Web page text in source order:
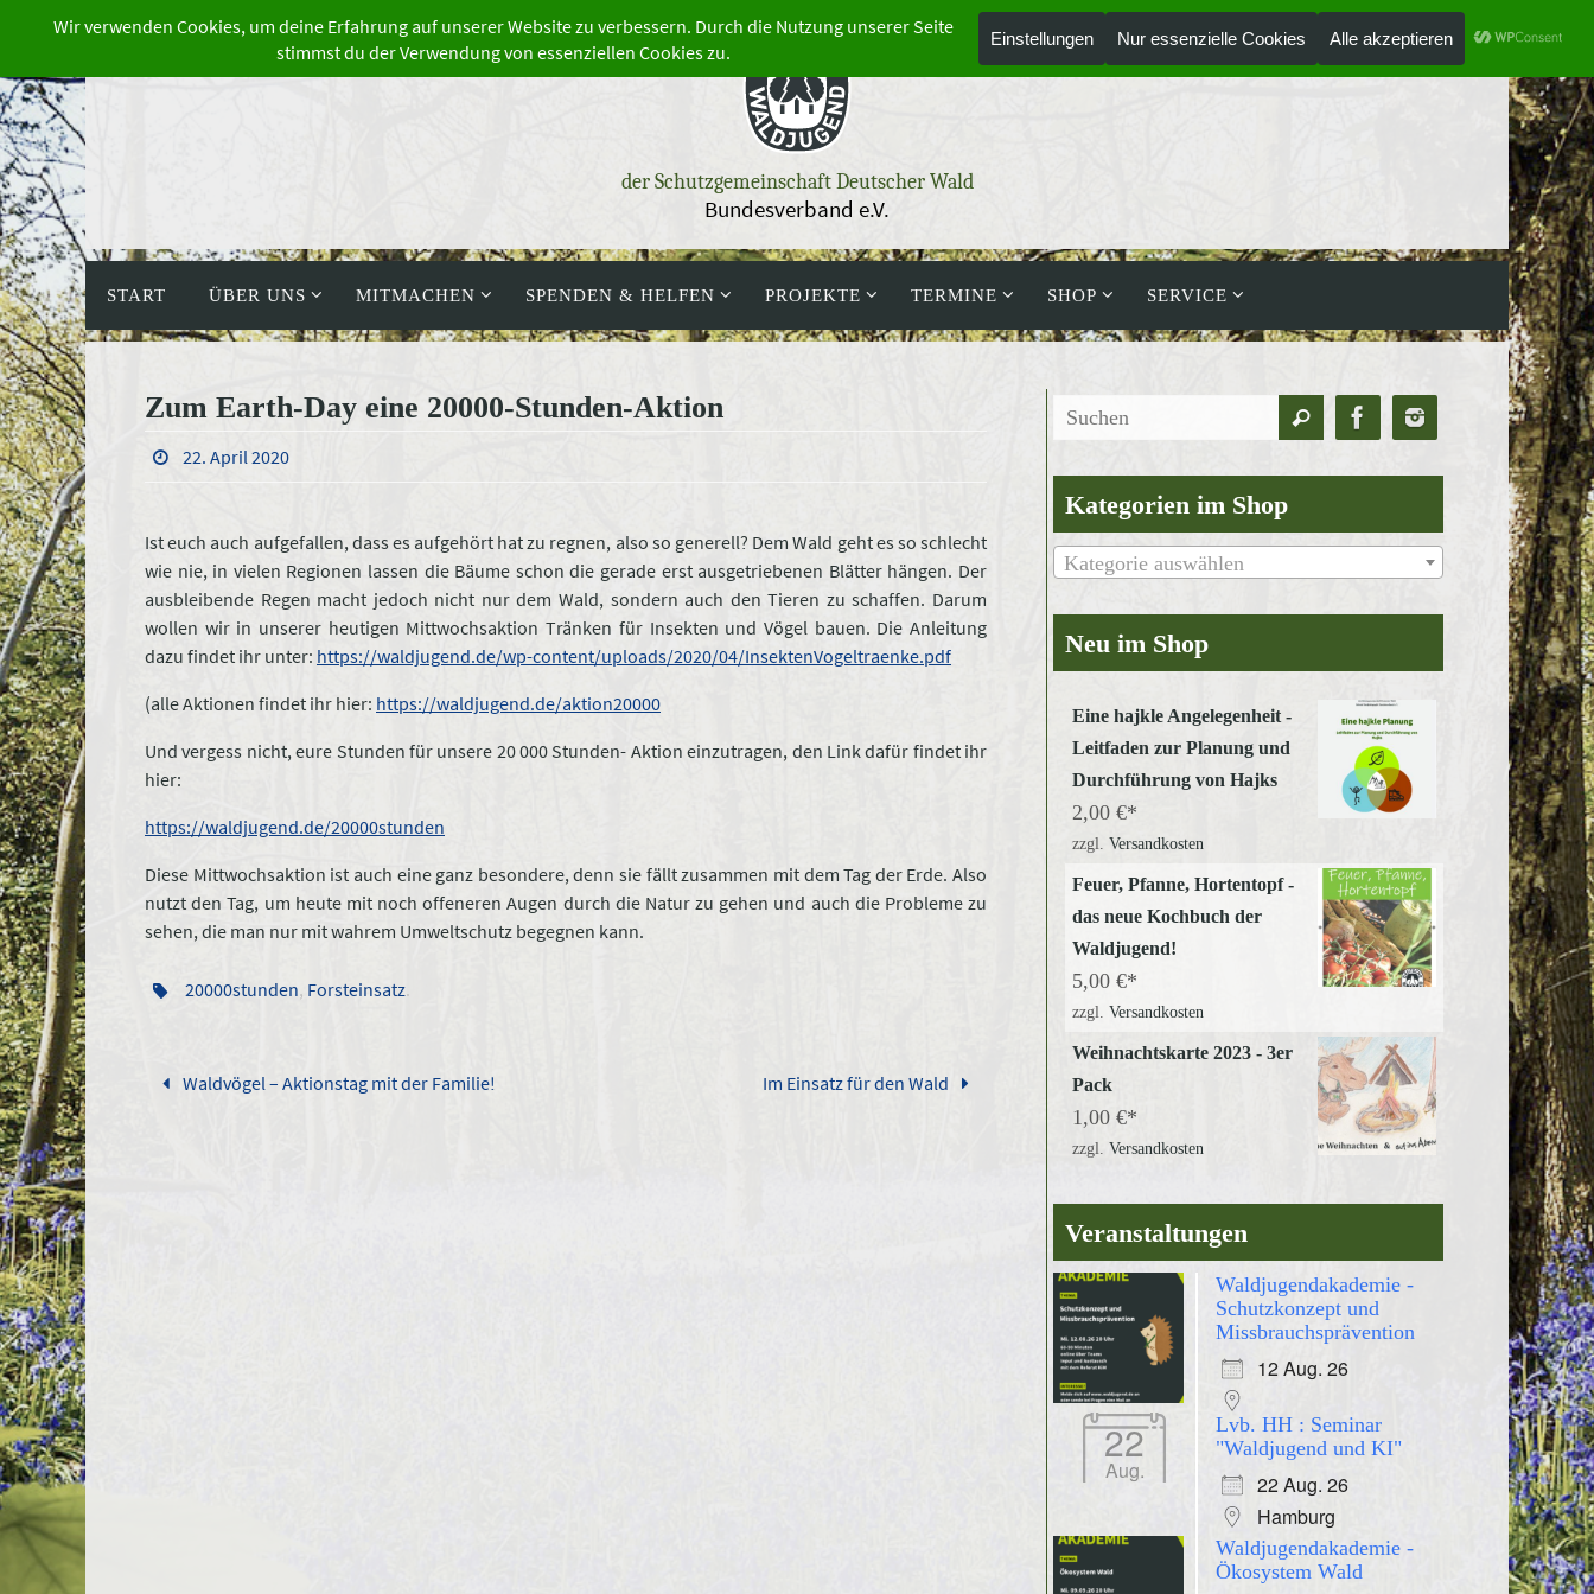
der Schutzgemeinschaft Deutscher Wald
Bundesverband e.V.
Zum
Inhalt
springen
START ÜBER UNS MITMACHEN SPENDEN & HELFEN PROJEKTE TERMINE SHOP SERVICE
Zum Earth-Day eine 20000-Stunden-Aktion
22. April 2020
Ist euch auch aufgefallen, dass es aufgehört hat zu regnen, also so generell? Dem Wald geht es so schlecht
wie nie, in vielen Regionen lassen die Bäume schon die gerade erst ausgetriebenen Blätter hängen. Der
ausbleibende Regen macht jedoch nicht nur dem Wald, sondern auch den Tieren zu schaffen. Darum
wollen wir in unserer heutigen Mittwochsaktion Tränken für Insekten und Vögel bauen. Die Anleitung
dazu findet ihr unter: https://waldjugend.de/wp-content/uploads/2020/04/InsektenVogeltraenke.pdf
(alle Aktionen findet ihr hier: https://waldjugend.de/aktion20000
Und vergess nicht, eure Stunden für unsere 20 000 Stunden- Aktion einzutragen, den Link dafür findet ihr
hier:
https://waldjugend.de/20000stunden
Diese Mittwochsaktion ist auch eine ganz besondere, denn sie fällt zusammen mit dem Tag der Erde. Also
nutzt den Tag, um heute mit noch offeneren Augen durch die Natur zu gehen und auch die Probleme zu
sehen, die man nur mit wahrem Umweltschutz begegnen kann.
20000stunden, Forsteinsatz.
Waldvögel – Aktionstag mit der Familie! Im Einsatz für den Wald
Suchen
nach:
Suchen
Kategorien im Shop
Kategorie auswählen
Neu im Shop
Eine hajkle Angelegenheit -
Leitfaden zur Planung und
Durchführung von Hajks
2,00 €
zzgl. Versandkosten
Feuer, Pfanne, Hortentopf -
das neue Kochbuch der
Waldjugend!
5,00 €
zzgl. Versandkosten
Weihnachtskarte 2023 - 3er
Pack
1,00 €
zzgl. Versandkosten
Veranstaltungen
Waldjugendakademie -
Schutzkonzept und
Missbrauchsprävention
12 Aug. 26
22
Aug.
Lvb. HH : Seminar
"Waldjugend und KI"
22 Aug. 26
Hamburg
Waldjugendakademie -
Ökosystem Wald